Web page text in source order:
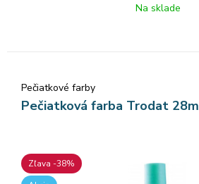
Na sklade
Pečiatkové farby
Pečiatková farba Trodat
Zľava -38%